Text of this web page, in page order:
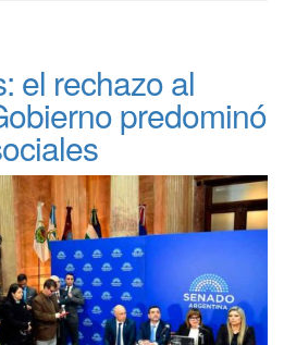
el rechazo al
predominó